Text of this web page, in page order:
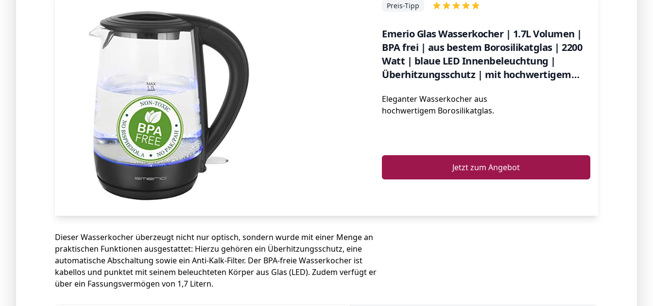
Emerio Glas Wasserkocher | 1.7L Volumen |
BPA frei | aus bestem Borosilikatglas | 2200
Watt | blaue LED Innenbeleuchtung |
Überhitzungsschutz | mit hochwertigem
Preis-Tipp
Eleganter Wasserkocher aus
hochwertigem Borosilikatglas.
Jetzt zum Angebot
Dieser Wasserkocher überzeugt nicht nur optisch, sondern wurde mit einer Menge an
praktischen Funktionen ausgestattet: Hierzu gehören ein Überhitzungsschutz, eine
automatische Abschaltung sowie ein Anti-Kalk-Filter. Der BPA-freie Wasserkocher ist
kabellos und punktet mit seinem beleuchteten Körper aus Glas (LED). Zudem verfügt er
über ein Fassungsvermögen von 1,7 Litern.